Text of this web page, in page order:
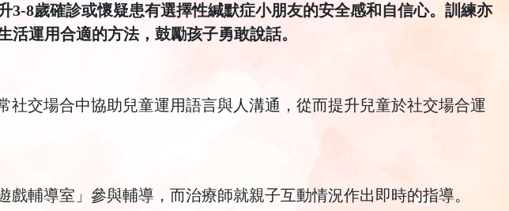
3-8歲確診或懷疑患有選擇性緘默症小朋友的安全感和自信心。訓練亦
運用合適的方法，鼓勵孩子勇敢說話。
社交場合中協助兒童運用語言與人溝通，從而提升兒童於社交場合運
輔導室」參與輔導，而治療師就親子互動情況作出即時的指導。